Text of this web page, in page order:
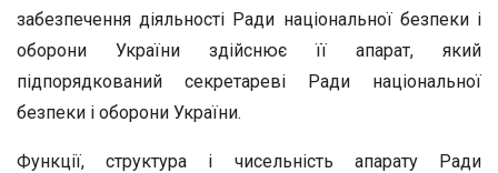
забезпечення діяльності Ради національної безпеки і
оборони України здійснює її апарат, який
підпорядкований секретареві Ради національної
безпеки і оборони України.
Функції, структура і чисельність апарату Ради